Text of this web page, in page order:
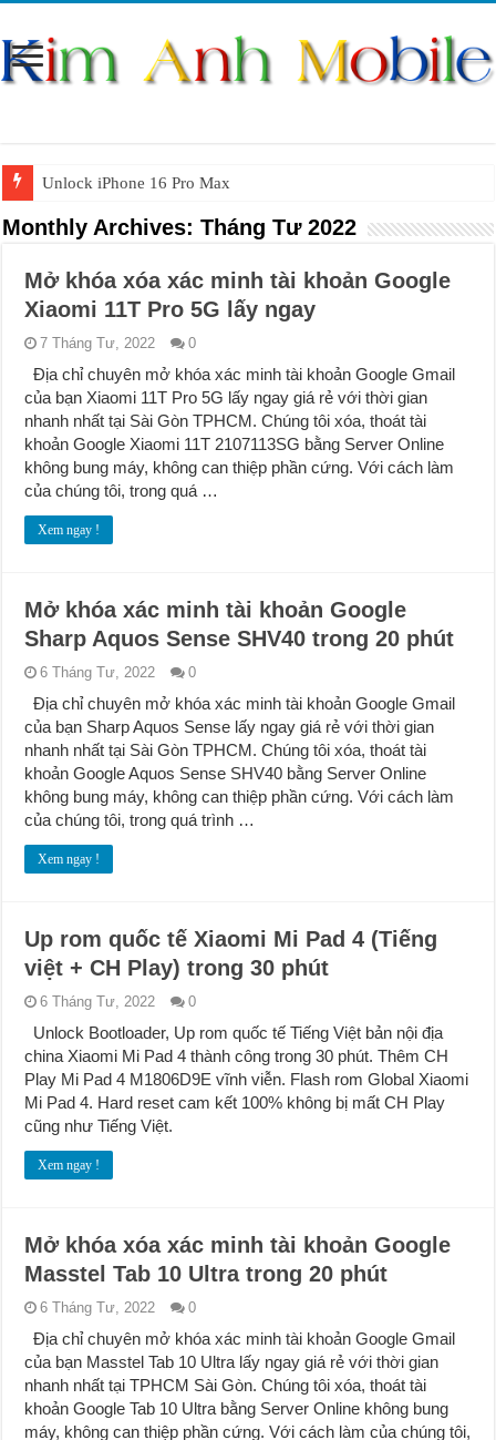
Unlock iPhone 16 Pro Max
Unlock iPhone 15 Pro Max lên quốc tế giá rẻ
Unlock Motorola Razr 2025
Unlock iPhone 17 Pro Max
Unlock Samsung Galaxy Z Fold 7 giá rẻ
Monthly Archives:Tháng Tư 2022
Mở khóa xóa xác minh tài khoản Google
Xiaomi 11T Pro 5G lấy ngay
7 Tháng Tư, 2022 0
Địa chỉ chuyên mở khóa xác minh tài khoản Google Gmail
của bạn Xiaomi 11T Pro 5G lấy ngay giá rẻ với thời gian
nhanh nhất tại Sài Gòn TPHCM. Chúng tôi xóa, thoát tài
khoản Google Xiaomi 11T 2107113SG bằng Server Online
không bung máy, không can thiệp phần cứng. Với cách làm
của chúng tôi, trong quá …
Xem ngay !
Mở khóa xác minh tài khoản Google
Sharp Aquos Sense SHV40 trong 20 phút
6 Tháng Tư, 2022 0
Địa chỉ chuyên mở khóa xác minh tài khoản Google Gmail
của bạn Sharp Aquos Sense lấy ngay giá rẻ với thời gian
nhanh nhất tại Sài Gòn TPHCM. Chúng tôi xóa, thoát tài
khoản Google Aquos Sense SHV40 bằng Server Online
không bung máy, không can thiệp phần cứng. Với cách làm
của chúng tôi, trong quá trình …
Xem ngay !
Up rom quốc tế Xiaomi Mi Pad 4 (Tiếng
việt + CH Play) trong 30 phút
6 Tháng Tư, 2022 0
Unlock Bootloader, Up rom quốc tế Tiếng Việt bản nội địa
china Xiaomi Mi Pad 4 thành công trong 30 phút. Thêm CH
Play Mi Pad 4 M1806D9E vĩnh viễn. Flash rom Global Xiaomi
Mi Pad 4. Hard reset cam kết 100% không bị mất CH Play
cũng như Tiếng Việt.
Xem ngay !
Mở khóa xóa xác minh tài khoản Google
Masstel Tab 10 Ultra trong 20 phút
6 Tháng Tư, 2022 0
Địa chỉ chuyên mở khóa xác minh tài khoản Google Gmail
của bạn Masstel Tab 10 Ultra lấy ngay giá rẻ với thời gian
nhanh nhất tại TPHCM Sài Gòn. Chúng tôi xóa, thoát tài
khoản Google Tab 10 Ultra bằng Server Online không bung
máy, không can thiệp phần cứng. Với cách làm của chúng tôi,